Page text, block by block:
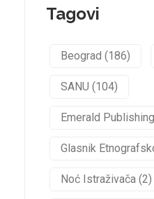
Tagovi
Beograd (186)
SANU (104)
Emerald
Glasnik
Noć Istraživača (2)